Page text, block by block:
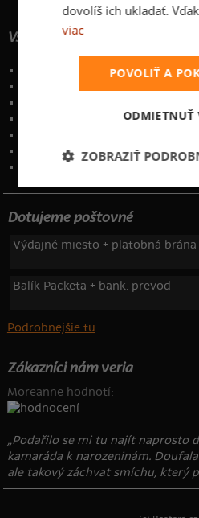
Všetko o nákupe
Poštovné a spôsoby doručenia
Kontakt:info@bastard.sk
Telefón: 222 205 835
Dotujeme poštovné
Výdajné miesto + platobná brána
Balík Packeta + bank. prevod
Podrobnejšie tu
Zákazníci nám veria
Moreanne hodnotí:
„Podařilo se mi tu najít naprosto
kamaráda k narozeninám.
ale takový záchvat smíchu, který
dovolíš ich ukladať.
viac
POVOLIŤ A
ODMIETNUŤ
ZOBRAZIŤ